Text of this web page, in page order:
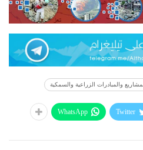
والمبادرات الزراعية والسمكية
Twitter
WhatsApp